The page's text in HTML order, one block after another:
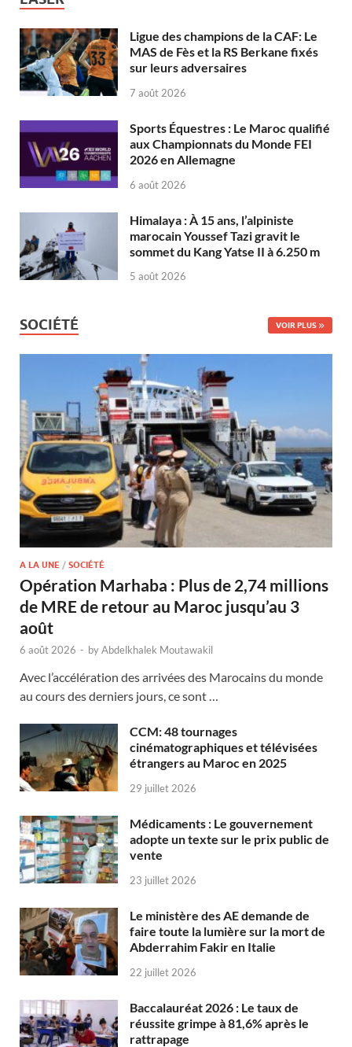
Ligue des champions de la CAF: Le
MAS de Fès et la RS Berkane fixés
sur leurs adversaires
7 août 2026
Sports Équestres : Le Maroc qualifié
aux Championnats du Monde FEI
2026 en Allemagne
6 août 2026
Himalaya : À 15 ans, l’alpiniste
marocain Youssef Tazi gravit le
sommet du Kang Yatse II à 6.250 m
5 août 2026
SOCIÉTÉ VOIR PLUS
A LA UNE / SOCIÉTÉ
Opération Marhaba : Plus de 2,74 millions
de MRE de retour au Maroc jusqu’au 3
août
6 août 2026 - byAbdelkhalek Moutawakil
Avec l’accélération des arrivées des Marocains du monde
au cours des derniers jours, ce sont …
CCM: 48 tournages
cinématographiques et télévisées
étrangers au Maroc en 2025
29 juillet 2026
Médicaments : Le gouvernement
adopte un texte sur le prix public de
vente
23 juillet 2026
Le ministère des AE demande de
faire toute la lumière sur la mort de
Abderrahim Fakir en Italie
22 juillet 2026
Baccalauréat 2026 : Le taux de
réussite grimpe à 81,6% après le
rattrapage